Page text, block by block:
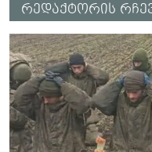
რედაქტორის